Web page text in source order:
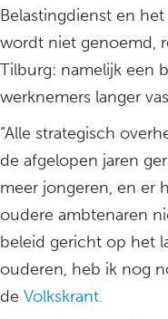
Belastingdienst en
wordt niet genoemd,
Tilburg: namelijk een
werknemers langer
“Alle strategisch
de afgelopen jaren
meer jongeren, en er
oudere ambtenaren
beleid gericht op het
ouderen, heb ik nog
de Volkskrant.